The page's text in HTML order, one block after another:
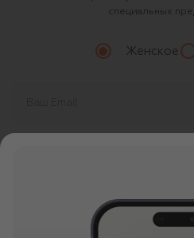
специальных
Женское
О